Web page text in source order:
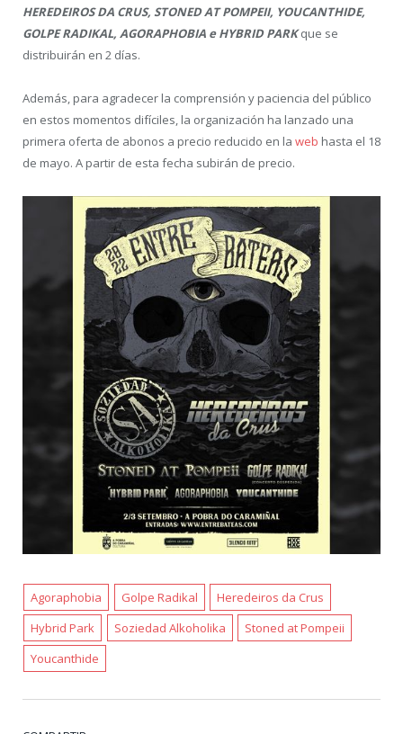
HEREDEIROS DA CRUS, STONED AT POMPEII, YOUCANTHIDE,
GOLPE RADIKAL, AGORAPHOBIA e HYBRID PARKque se
distribuirán en 2 días.
Además, para agradecer la comprensión y paciencia del público
en estos momentos difíciles, la organización ha lanzado una
primera oferta de abonos a precio reducido en la web hasta el 18
de mayo. A partir de esta fecha subirán de precio.
Agoraphobia Golpe Radikal
Heredeiros da Crus
Hybrid Park
Soziedad Alkoholika
Stoned at Pompeii
Youcanthide